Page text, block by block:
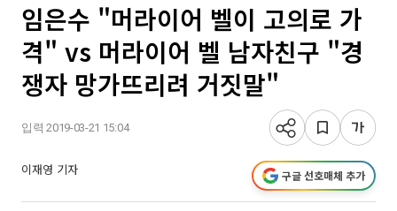
임은수 "머라이어 벨이 고의로 가
격" vs 머라이어 벨 남자친구 "경
쟁자 망가뜨리려 거짓말"
입력 2019-03-21 15:04
이재영 기자 구글 선호매체 추가